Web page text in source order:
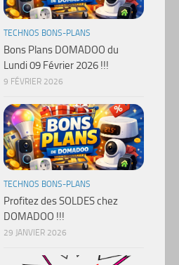
TECHNOS BONS-PLANS
Bons Plans DOMADOO du
Lundi 09 Février 2026 !!!
9 FÉVRIER 2026
TECHNOS BONS-PLANS
Profitez des SOLDES chez
DOMADOO !!!
29 JANVIER 2026